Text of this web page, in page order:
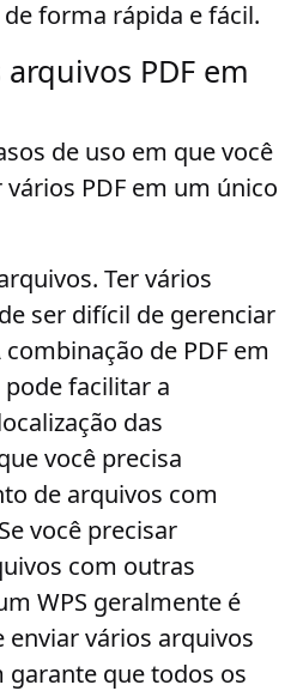
forma rápida e fácil.
PDF em
de uso em que você
PDF em um único
. Ter vários
ser difícil de gerenciar
de PDF em
facilitar a
das
você precisa
de arquivos com
você precisar
com outras
WPS geralmente é
enviar vários arquivos
garante que todos os